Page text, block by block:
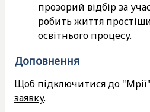
прозорий відбір за
робить життя
освітнього процесу.
Доповнення
Щоб підключитися до
заявку.